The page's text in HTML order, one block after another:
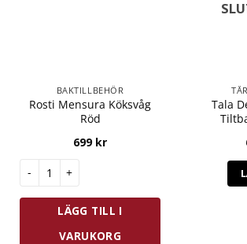
BAKTILLBEHÖR
Rosti Mensura Köksvåg
Röd
699 kr
Rosti Mensura Köksvåg Röd mängd
LÄGG TILL I
VARUKORG
Tala